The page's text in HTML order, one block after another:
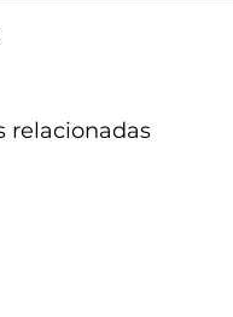
relacionadas